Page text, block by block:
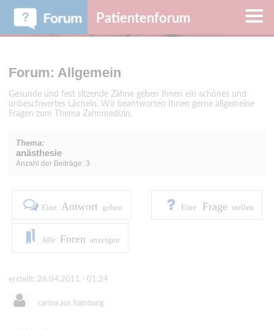
Patientenforum
Forum: Allgemein
Gesunde und fest sitzende Zähne geben Ihnen ein schönes und
unbeschwertes Lächeln. Wir beantworten Ihnen gerne allgemeine
Fragen zum Thema Zahnmedizin.
Thema:
anästhesie
Anzahl der Beiträge: 3
Eine Antwort geben Eine Frage stellen
Alle Foren anzeigen
erstellt: 26.04.2011 - 01:24
carina aus hamburg